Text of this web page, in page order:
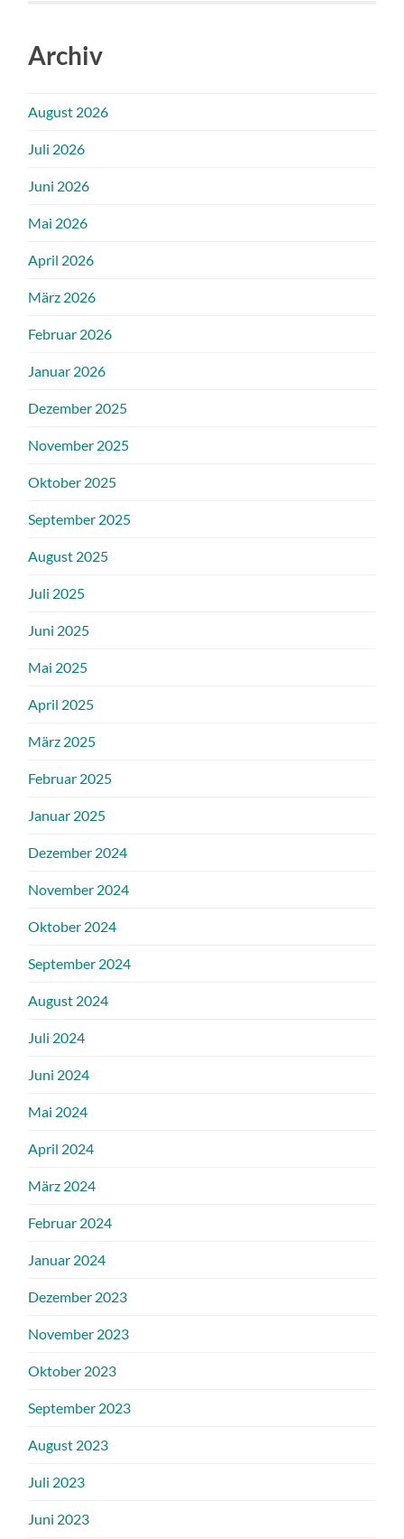
Archiv
August 2026
Juli 2026
Juni 2026
Mai 2026
April 2026
März 2026
Februar 2026
Januar 2026
Dezember 2025
November 2025
Oktober 2025
September 2025
August 2025
Juli 2025
Juni 2025
Mai 2025
April 2025
März 2025
Februar 2025
Januar 2025
Dezember 2024
November 2024
Oktober 2024
September 2024
August 2024
Juli 2024
Juni 2024
Mai 2024
April 2024
März 2024
Februar 2024
Januar 2024
Dezember 2023
November 2023
Oktober 2023
September 2023
August 2023
Juli 2023
Juni 2023